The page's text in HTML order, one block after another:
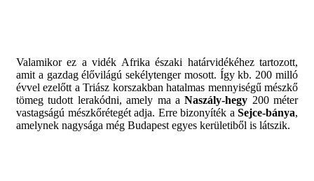
Valamikor ez a vidék Afrika északi határvidékéhez tartozott,
amit a gazdag élővilágú sekélytenger mosott. Így kb. 200 milló
évvel ezelőtt a Triász korszakban hatalmas mennyiségű mészkő
tömeg tudott lerakódni, amely ma aNaszály-hegy 200 méter
vastagságú mészkőrétegét adja. Erre bizonyíték a Sejce-bánya,
amelynek nagysága még Budapest egyes kerületiből is látszik.